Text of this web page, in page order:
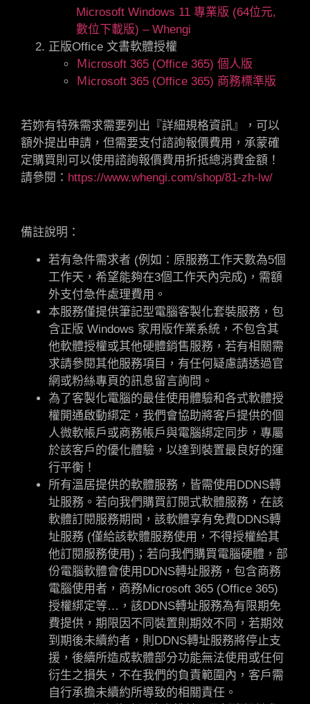
Microsoft Windows 11 專業版 (64位元,
數位下載版) – Whengi
正版Office 文書軟體授權
Ｍicrosoft 365 (Office 365) 個人版
Ｍicrosoft 365 (Office 365) 商務標準版
若妳有特殊需求需要列出『詳細規格資訊』，可以
額外提出申請，但需要支付諮詢報價費用，承蒙確
定購買則可以使用諮詢報價費用折抵總消費金額 ！
請參閱： https://www.whengi.com/shop/81-zh-lw/
備註說明：
若有急件需求者 (例如：原服務工作天數為5個
工作天，希望能夠在3個工作天內完成)，需額
外支付急件處理費用。
本服務僅提供筆記型電腦客製化套裝服務 ，包
含正版 Windows 家用版作業系統，不包含其
他軟體授權或其他硬體銷售服務，若有相關需
求請參閱其他服務項目，有任何疑慮請透過官
網或粉絲專頁的訊息留言詢問。
為了客製化電腦的最佳使用體驗和各式軟體授
權開通啟動綁定，我們會協助將客戶提供的個
人微軟帳戶或商務帳戶與電腦綁定同步，專屬
於該客戶的優化體驗，以達到裝置最良好的運
行平衡！
所有溫居提供的軟體服務，皆需使用DDNS轉
址服務。若向我們購買訂閱式軟體服務，在該
軟體訂閱服務期間，該軟體享有免費DDNS轉
址服務 (僅給該軟體服務使用，不得授權給其
他訂閱服務使用)；若向我們購買電腦硬體，部
份電腦軟體會使用DDNS轉址服務，包含商務
電腦使用者，商務Microsoft 365 (Office 365)
授權綁定等…，該DDNS轉址服務為有限期免
費提供，期限因不同裝置則期效不同，若期效
到期後未續約者，則DDNS轉址服務將停止支
援，後續所造成軟體部分功能無法使用或任何
衍生之損失，不在我們的負責範圍內，客戶需
自行承擔未續約所導致的相關責任。